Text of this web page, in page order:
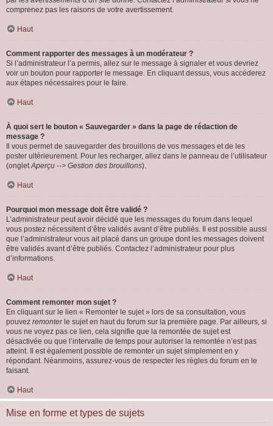
comprenez pas les raisons de votre avertissement.
Haut
Comment rapporter des messages à un modérateur ?
Si l’administrateur l’a permis, allez sur le message à signaler et vous devriez
voir un bouton pour rapporter le message. En cliquant dessus, vous accéderez
aux étapes nécessaires pour le faire.
Haut
À quoi sert le bouton « Sauvegarder » dans la page de rédaction de
message ?
Il vous permet de sauvegarder des brouillons de vos messages et de les
poster ultérieurement. Pour les recharger, allez dans le panneau de l’utilisateur
(ongletAperçu --> Gestion des brouillons).
Haut
Pourquoi mon message doit être validé ?
L’administrateur peut avoir décidé que les messages du forum dans lequel
vous postez nécessitent d’être validés avant d’être publiés. Il est possible aussi
que l’administrateur vous ait placé dans un groupe dont les messages doivent
être validés avant d’être publiés. Contactez l’administrateur pour plus
d’informations.
Haut
Comment remonter mon sujet ?
En cliquant sur le lien « Remonter le sujet » lors de sa consultation, vous
pouvez remonterle sujet en haut du forum sur la première page. Par ailleurs, si
vous ne voyez pas ce lien, cela signifie que la remontée de sujet est
désactivée ou que l’intervalle de temps pour autoriser la remontée n’est pas
atteint. Il est également possible de remonter un sujet simplement en y
répondant. Néanmoins, assurez-vous de respecter les règles du forum en le
faisant.
Haut
Mise en forme et types de sujets